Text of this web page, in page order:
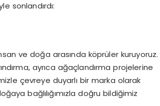
sonlandırdı:
ve doğa arasında köprüler kuruyoruz.
ayrıca ağaçlandırma projelerine
çevreye duyarlı bir marka olarak
bağlılığımızla doğru bildiğimiz